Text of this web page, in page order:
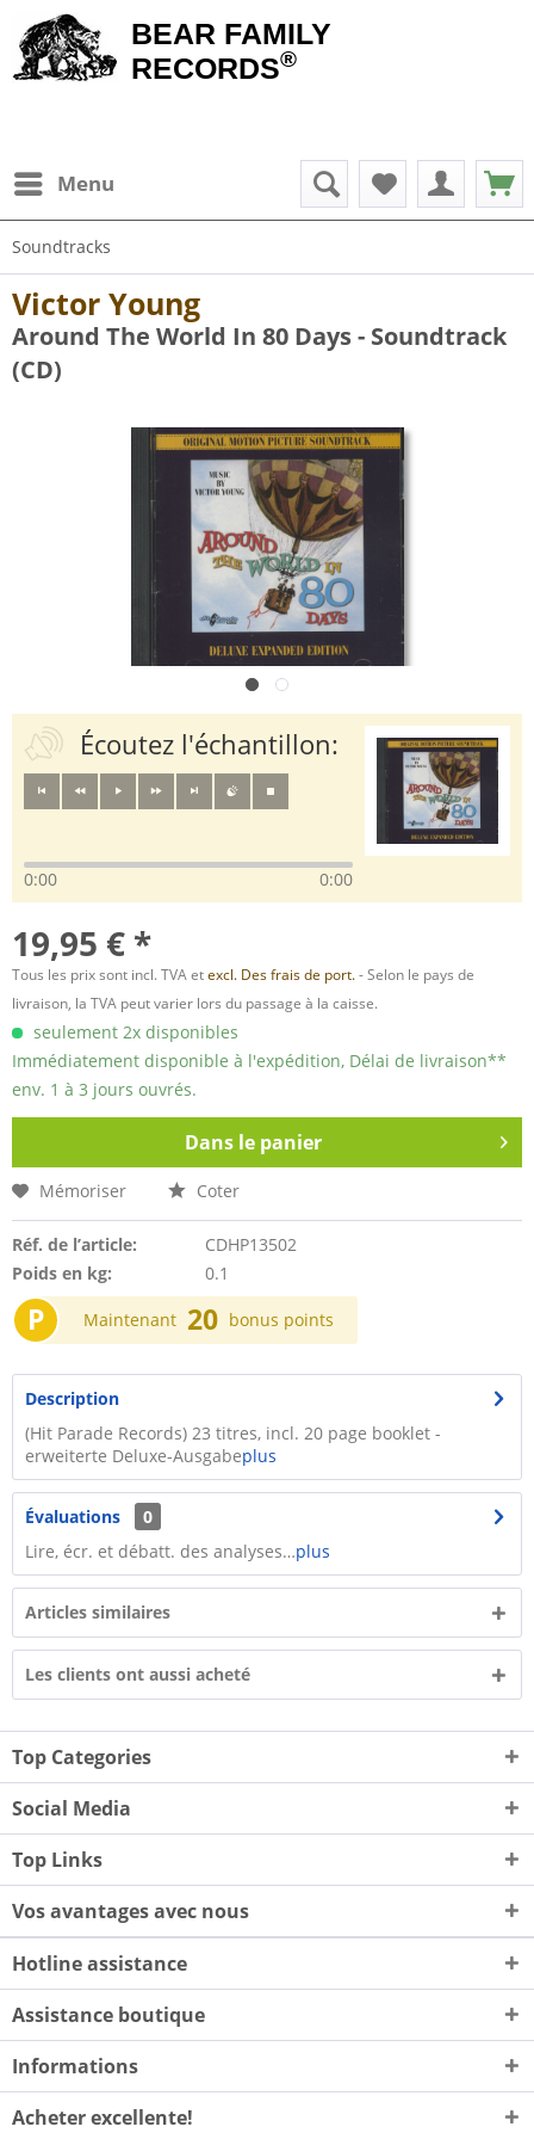
BEAR FAMILY
RECORDS®
Menu
Soundtracks
Victor Young
Around The World In 80 Days - Soundtrack
(CD)
Écoutez l'échantillon:
0:00 0:00
19,95 € *
Tous les prix sont incl. TVA etexcl. Des frais de port.- Selon le pays de
livraison, la TVA peut varier lors du passage à la caisse.
seulement 2x disponibles
Immédiatement disponible à l'expédition, Délai de livraison**
env. 1 à 3 jours ouvrés.
Dans le panier
Mémoriser Coter
Réf. de l’article:
CDHP13502
Poids en kg:
0.1
P Maintenant 20 bonus points
Description
(Hit Parade Records) 23 titres, incl. 20 page booklet -
erweiterte Deluxe-Ausgabeplus
Évaluations
0
Lire, écr. et débatt. des analyses…plus
Articles similaires
Les clients ont aussi acheté
Top Categories
Social Media
Top Links
Vos avantages avec nous
Hotline assistance
Assistance boutique
Informations
Acheter excellente!